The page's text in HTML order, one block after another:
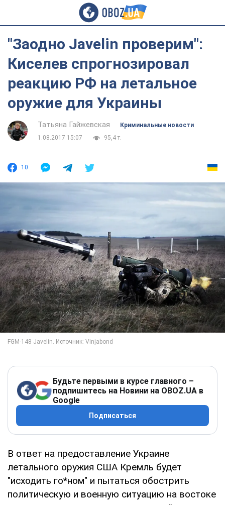
"Заодно Javelin проверим":
Киселев спрогнозировал
реакцию РФ на летальное
оружие для Украины
Татьяна Гайжевская
Криминальные новости
1.08.2017 15:07
95,4 т.
10
Будьте первыми в курсе главного –
подпишитесь на Новини на OBOZ.UA в
Google
Подписаться
В ответ на предоставление Украине
летального оружия США Кремль будет
"исходить го*ном" и пытаться обострить
политическую и военную ситуацию на востоке